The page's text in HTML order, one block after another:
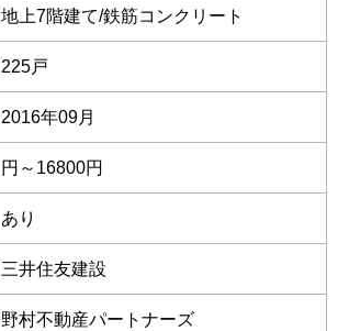
地上7階建て/鉄筋コンクリート
225戸
2016年09月
円～16800円
あり
三井住友建設
野村不動産パートナーズ